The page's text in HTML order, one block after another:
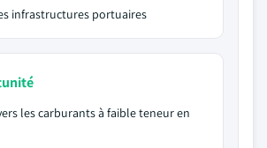
infrastructures portuaires
les carburants à faible teneur en